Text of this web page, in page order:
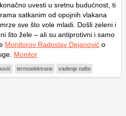
uvesti u sretnu budućnost, ti
satkanim od opojnih vlakana
sve što vole mladi. Došli zeleni i
što žele – ali su antiprotivni i samo
Monitorov Radoslav Dejanović o
Monitor
termoelektrane vađenje nafte